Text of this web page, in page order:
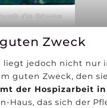
die Bäume
Zweck
liegt jedoch nicht nur
guten Zweck, den
der Hospizarbeit
Haus, das sich der